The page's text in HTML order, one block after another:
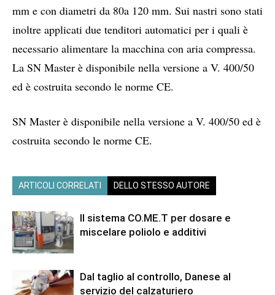
mm e con diametri da 80a 120 mm. Sui nastri sono stati
inoltre applicati due tenditori automatici per i quali è
necessario alimentare la macchina con aria compressa.
La SN Master è disponibile nella versione a V. 400/50
ed è costruita secondo le norme CE.
SN Master è disponibile nella versione a V. 400/50 ed è
costruita secondo le norme CE.
ARTICOLI CORRELATI DELLO STESSO AUTORE
Il sistema CO.ME.T per dosare e
miscelare poliolo e additivi
Dal taglio al controllo, Danese al
servizio del calzaturiero